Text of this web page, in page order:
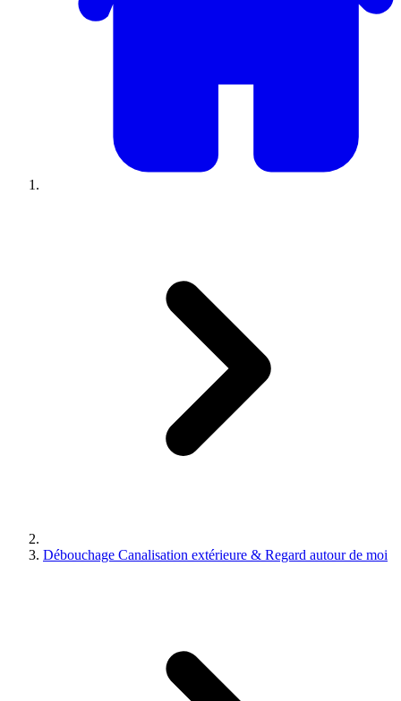
Débouchage Canalisation extérieure & Regard autour de moi